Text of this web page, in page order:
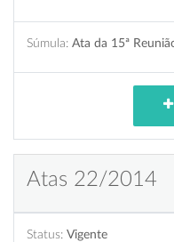
Súmula: Ata da 15ª
Atas 22/2014
Status: Vigente